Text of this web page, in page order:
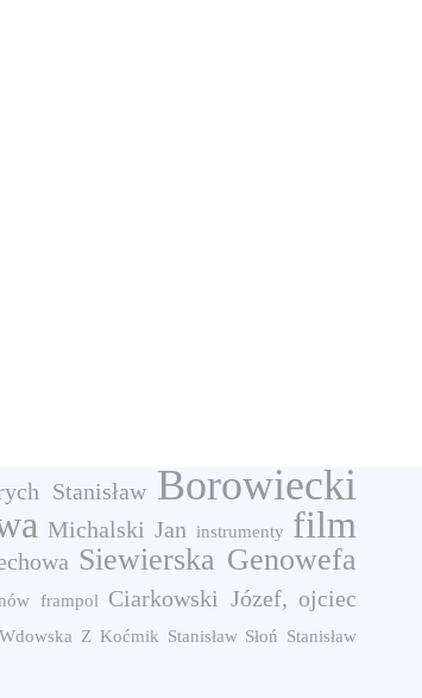
Stanisław Borowiecki
Michalski Jan instrumenty film
Siewierska Genowefa
frampol
Ciarkowski Józef, ojciec
Wdowska Z Koćmik Stanisław Słoń Stanisław